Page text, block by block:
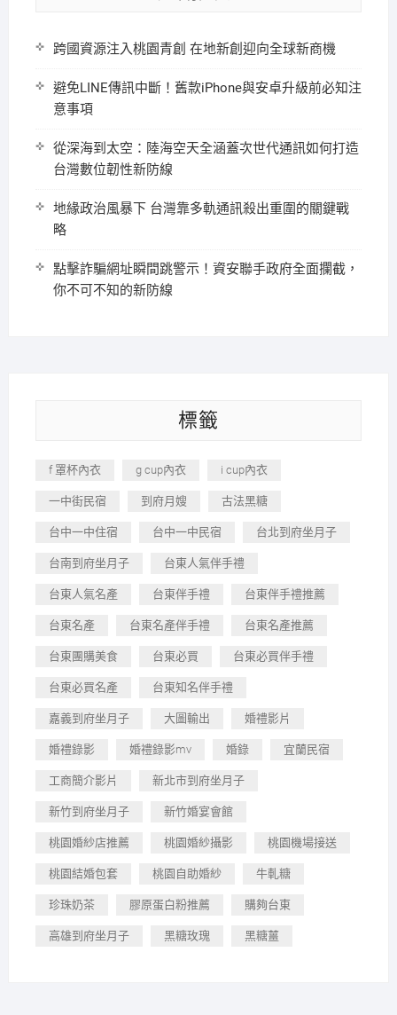
跨國資源注入桃園青創 在地新創迎向全球新商機
避免LINE傳訊中斷！舊款iPhone與安卓升級前必知注
意事項
從深海到太空：陸海空天全涵蓋次世代通訊如何打造
台灣數位韌性新防線
地緣政治風暴下 台灣靠多軌通訊殺出重圍的關鍵戰
略
點擊詐騙網址瞬間跳警示！資安聯手政府全面攔截，
你不可不知的新防線
標籤
f 罩杯內衣 g cup內衣 i cup內衣
一中街民宿 到府月嫂 古法黑糖
台中一中住宿 台中一中民宿 台北到府坐月子
台南到府坐月子 台東人氣伴手禮
台東人氣名產 台東伴手禮 台東伴手禮推薦
台東名產 台東名產伴手禮 台東名產推薦
台東團購美食 台東必買 台東必買伴手禮
台東必買名產 台東知名伴手禮
嘉義到府坐月子 大圖輸出 婚禮影片
婚禮錄影 婚禮錄影mv 婚錄 宜蘭民宿
工商簡介影片 新北市到府坐月子
新竹到府坐月子 新竹婚宴會館
桃園婚紗店推薦 桃園婚紗攝影 桃園機場接送
桃園結婚包套 桃園自助婚紗 牛軋糖
珍珠奶茶 膠原蛋白粉推薦 購夠台東
高雄到府坐月子 黑糖玫瑰 黑糖薑